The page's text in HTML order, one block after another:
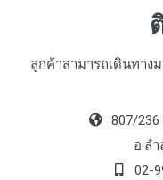
ลูกค้าสามารถเดินทาง
807/
อ.ลำลู
02-